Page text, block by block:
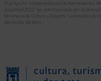
El proyecto “Implementación de herramientas
anualidad 2022” ha sido financiado por la
Ministerio de Cultura y Deporte. La finalidad de
del sector del libro.